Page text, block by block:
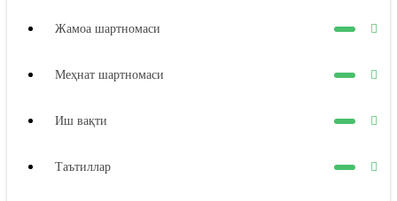
Жамоа шартномаси
Меҳнат шартномаси
Иш вақти
Таътиллар